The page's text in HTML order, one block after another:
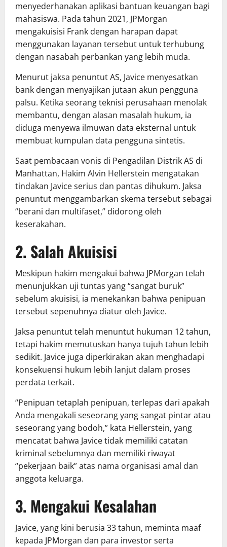
menyederhanakan aplikasi bantuan keuangan bagi
mahasiswa. Pada tahun 2021, JPMorgan
mengakuisisi Frank dengan harapan dapat
menggunakan layanan tersebut untuk terhubung
dengan nasabah perbankan yang lebih muda.
Menurut jaksa penuntut AS, Javice menyesatkan
bank dengan menyajikan jutaan akun pengguna
palsu. Ketika seorang teknisi perusahaan menolak
membantu, dengan alasan masalah hukum, ia
diduga menyewa ilmuwan data eksternal untuk
membuat kumpulan data pengguna sintetis.
Saat pembacaan vonis di Pengadilan Distrik AS di
Manhattan, Hakim Alvin Hellerstein mengatakan
tindakan Javice serius dan pantas dihukum. Jaksa
penuntut menggambarkan skema tersebut sebagai
“berani dan multifaset,” didorong oleh
keserakahan.
2. Salah Akuisisi
Meskipun hakim mengakui bahwa JPMorgan telah
menunjukkan uji tuntas yang “sangat buruk”
sebelum akuisisi, ia menekankan bahwa penipuan
tersebut sepenuhnya diatur oleh Javice.
Jaksa penuntut telah menuntut hukuman 12 tahun,
tetapi hakim memutuskan hanya tujuh tahun lebih
sedikit. Javice juga diperkirakan akan menghadapi
konsekuensi hukum lebih lanjut dalam proses
perdata terkait.
“Penipuan tetaplah penipuan, terlepas dari apakah
Anda mengakali seseorang yang sangat pintar atau
seseorang yang bodoh,” kata Hellerstein, yang
mencatat bahwa Javice tidak memiliki catatan
kriminal sebelumnya dan memiliki riwayat
“pekerjaan baik” atas nama organisasi amal dan
anggota keluarga.
3. Mengakui Kesalahan
Javice, yang kini berusia 33 tahun, meminta maaf
kepada JPMorgan dan para investor serta